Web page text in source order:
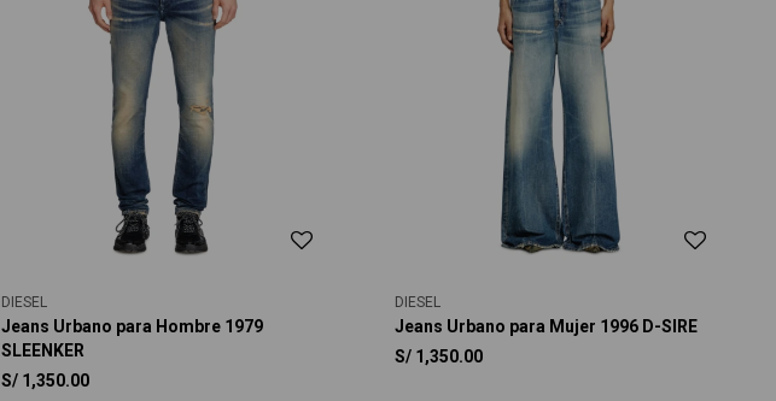
DIESEL
Jeans Urbano para Hombre 1979
SLEENKER
S/ 1,350.00
DIESEL
Jeans Urbano para Mujer 1996 D-SIRE
S/ 1,350.00